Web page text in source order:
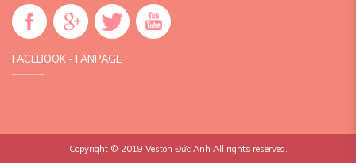
FACEBOOK - FANPAGE
Copyright © 2019 Veston Đức Anh All rights reserved.